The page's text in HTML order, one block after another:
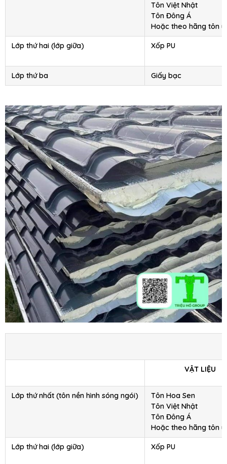
Tôn Việt Nhật
Tôn Đông Á
Hoặc theo hãng tôn
Lớp thứ hai (lớp giữa) Xốp PU
Lớp thứ ba Giấy bạc
VẬT LIỆU
Lớp thứ nhất (tôn nền hình sóng ngói)
Tôn Hoa Sen
Tôn Việt Nhật
Tôn Đông Á
Hoặc theo hãng tôn
Lớp thứ hai (lớp giữa) Xốp PU